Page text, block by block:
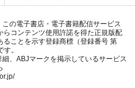
この電子書店・電子書籍配信サービス
らコンテンツ使用許諾を得た正規版配
ることを示す登録商標（登録番号 第
。
細、ABJマークを掲示しているサービス